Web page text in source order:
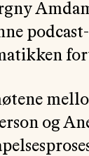
og